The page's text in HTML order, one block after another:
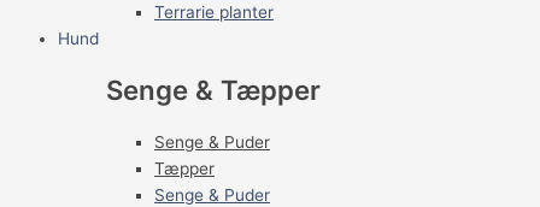
Terrarie planter
Hund
Senge & Tæpper
Senge & Puder
Tæpper
Senge & Puder